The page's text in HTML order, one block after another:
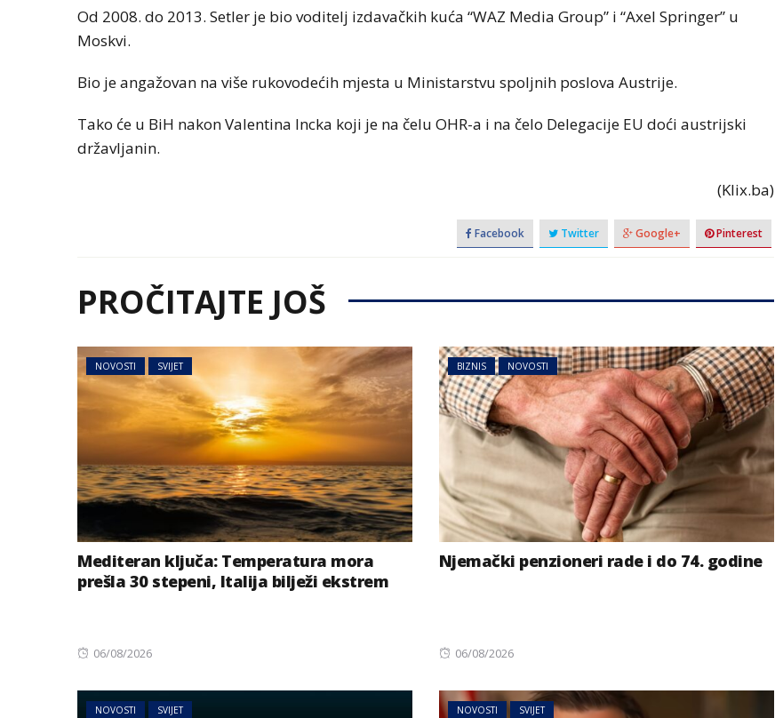
Od 2008. do 2013. Setler je bio voditelj izdavačkih kuća “WAZ Media Group” i “Axel Springer” u
Moskvi.
Bio je angažovan na više rukovodećih mjesta u Ministarstvu spoljnih poslova Austrije.
Tako će u BiH nakon Valentina Incka koji je na čelu OHR-a i na čelo Delegacije EU doći austrijski
državljanin.
(Klix.ba)
Facebook Twitter Google+ Pinterest
PROČITAJTE JOŠ
NOVOSTI SVIJET
Mediteran ključa: Temperatura mora
prešla 30 stepeni, Italija bilježi ekstrem
Posted
06/08/2026
BIZNIS NOVOSTI
Njemački penzioneri rade i do 74. godine
Posted
06/08/2026
NOVOSTI SVIJET NOVOSTI SVIJET